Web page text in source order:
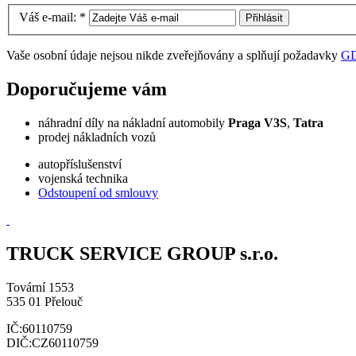
Váš e-mail: *
Vaše osobní údaje nejsou nikde zveřejňovány a splňují požadavky
Doporučujeme vám
náhradní díly na nákladní automobily Praga V3S, Tatra
prodej nákladních vozů
autopříslušenství
vojenská technika
Odstoupení od smlouvy
TRUCK SERVICE GROUP s.r.o.
Tovární 1553
535 01 Přelouč
IČ:60110759
DIČ:CZ60110759